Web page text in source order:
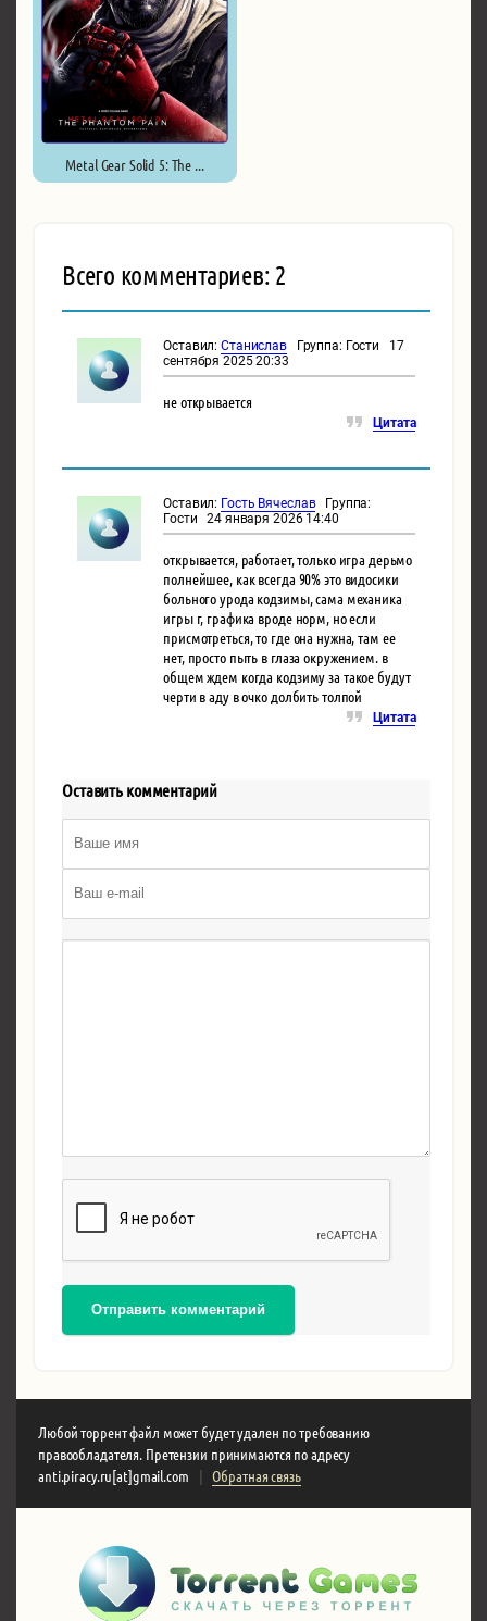
Metal Gear Solid 5: The ...
Всего комментариев: 2
Оставил:СтаниславГруппа: Гости 17
сентября 2025 20:33
не открывается
Цитата
Оставил: Гость ВячеславГруппа:
Гости 24 января 2026 14:40
открывается, работает, только игра дерьмо
полнейшее, как всегда 90% это видосики
больного урода кодзимы, сама механика
игры г, графика вроде норм, но если
присмотреться, то где она нужна, там ее
нет, просто пыть в глаза окружением. в
общем ждем когда кодзиму за такое будут
черти в аду в очко долбить толпой
Цитата
Оставить комментарий
Отправить комментарий
Любой торрент файл может будет удален по требованию
правообладателя. Претензии принимаются по адресу
anti.piracy.ru[at]gmail.com
| Обратная связь